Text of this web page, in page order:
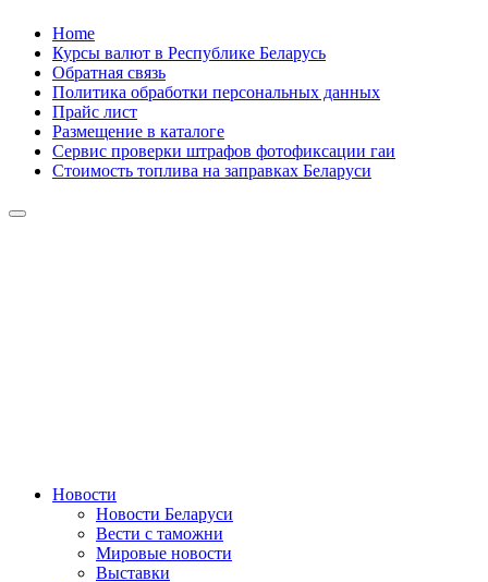
Skip
content
Home
Курсы валют в Республике Беларусь
Обратная связь
Политика обработки персональных данных
Прайс лист
Размещение в каталоге
Сервис проверки штрафов фотофиксации гаи
Стоимость топлива на заправках Беларуси
Сайт про автомобили
Новости
Новости Беларуси
Вести с таможни
Мировые новости
Выставки